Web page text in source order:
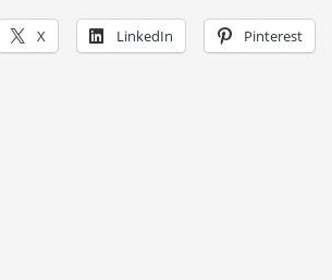
X LinkedIn Pinterest